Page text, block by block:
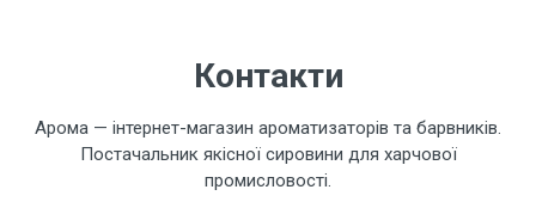
Контакти
Арома — інтернет-магазин ароматизаторів та барвників.
Постачальник якісної сировини для харчової
промисловості.